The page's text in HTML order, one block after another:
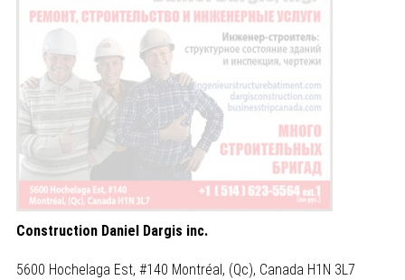
Construction Daniel Dargis inc.
5600 Hochelaga Est, #140 Montréal, (Qc), Canada H1N 3L7